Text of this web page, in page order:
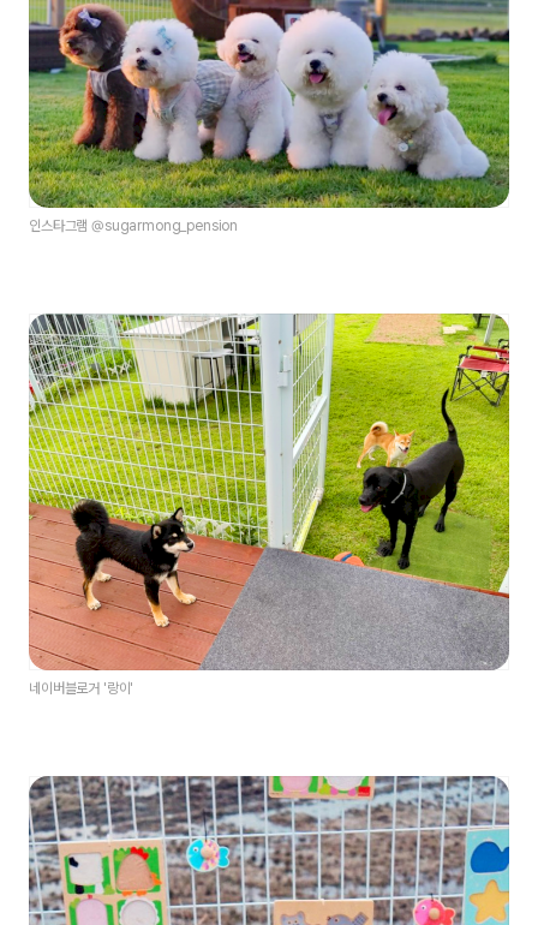
인스타그램 @sugarmong_pension
네이버블로거 '랑이'